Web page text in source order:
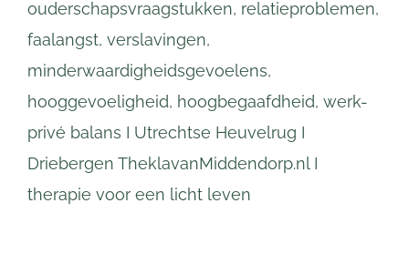
ouderschapsvraagstukken, relatieproblemen,
faalangst, verslavingen,
minderwaardigheidsgevoelens,
hooggevoeligheid, hoogbegaafdheid, werk-
privé balans I Utrechtse Heuvelrug I
Driebergen TheklavanMiddendorp.nl I
therapie voor een licht leven